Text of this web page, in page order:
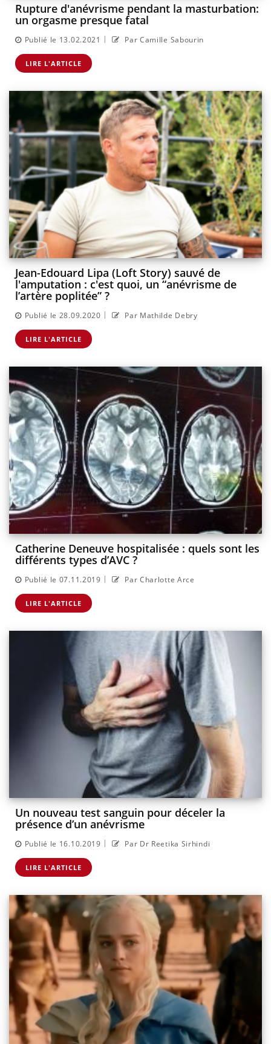
Rupture d'anévrisme pendant la masturbation:
un orgasme presque fatal
Publié le 13.02.2021 | Par Camille Sabourin
LIRE L'ARTICLE
Jean-Edouard Lipa (Loft Story) sauvé de
l'amputation : c'est quoi, un “anévrisme de
l’artère poplitée” ?
Publié le 28.09.2020 | Par Mathilde Debry
LIRE L'ARTICLE
Catherine Deneuve hospitalisée : quels sont les
différents types d’AVC ?
Publié le 07.11.2019 | Par Charlotte Arce
LIRE L'ARTICLE
Un nouveau test sanguin pour déceler la
présence d’un anévrisme
Publié le 16.10.2019 | Par Dr Reetika Sirhindi
LIRE L'ARTICLE